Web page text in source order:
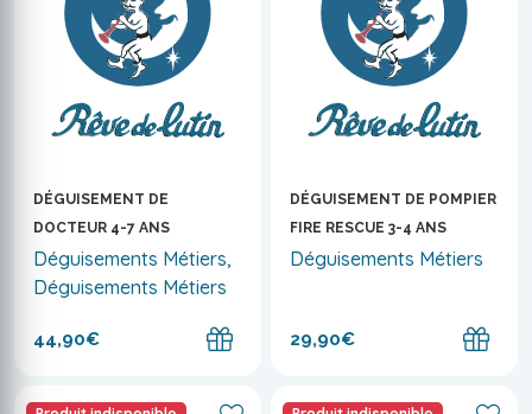
DÉGUISEMENT DE
DOCTEUR 4-7 ANS
Déguisements Métiers,
Déguisements Métiers
44,90€
DÉGUISEMENT DE POMPIER
FIRE RESCUE 3-4 ANS
Déguisements Métiers
29,90€